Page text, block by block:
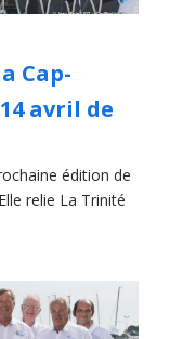
Cap-
avril de
édition de
relie La Trinité